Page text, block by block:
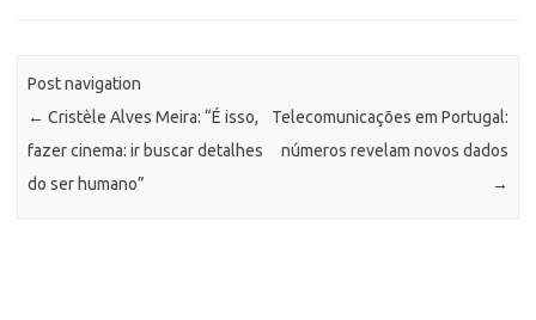
Post navigation
← Cristèle Alves Meira: “É isso,
fazer cinema: ir buscar detalhes
do ser humano”
Telecomunicações em Portugal:
números revelam novos dados
→